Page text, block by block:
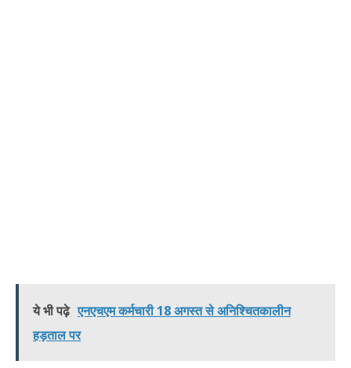
ये भी पढ़े एनएचएम कर्मचारी 18 अगस्त से अनिश्चितकालीन
हड़ताल पर